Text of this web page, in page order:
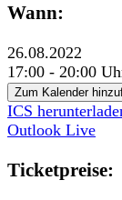
Wann:
26.08.2022
17:00 - 20:00
Zum Kalender
ICS
Outlook Live
Ticketpreise: